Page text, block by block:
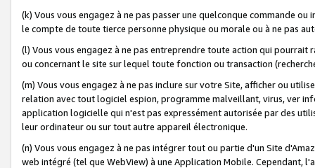
(k) Vous vous engagez à ne pas passer une quelconque commande
le compte de toute tierce personne physique ou morale ou à ne pas
(l) Vous vous engagez à ne pas entreprendre toute action qui
ou concernant le site sur lequel toute fonction ou transaction
(m) Vous vous engagez à ne pas inclure sur votre Site, afficher ou
relation avec tout logiciel espion, programme malveillant, virus, ver
application logicielle qui n'est pas expressément autorisée par des
leur ordinateur ou sur tout autre appareil électronique.
(n) Vous vous engagez à ne pas intégrer tout ou partie d'un Site
web intégré (tel que WebView) à une Application Mobile. Cependant,